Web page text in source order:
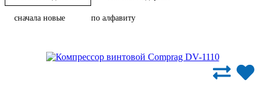
сначала новые по алфавиту